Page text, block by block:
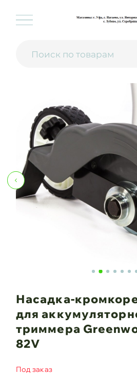
Насадка-
для
триммера
82V
Под заказ